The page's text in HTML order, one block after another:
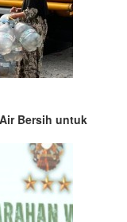
Bersih untuk